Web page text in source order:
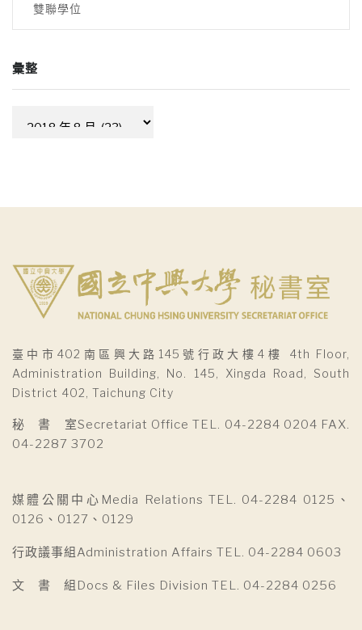
雙聯學位
彙整
臺中市402南區興大路145號行政大樓4樓 4th Floor,
Administration Building, No. 145, Xingda Road, South
District 402, Taichung City
秘 書 室Secretariat Office TEL. 04-2284 0204 FAX.
04-2287 3702
媒體公關中心Media Relations TEL. 04-2284 0125、
0126、0127、0129
行政議事組Administration Affairs TEL. 04-2284 0603
文 書 組Docs & Files Division TEL. 04-2284 0256